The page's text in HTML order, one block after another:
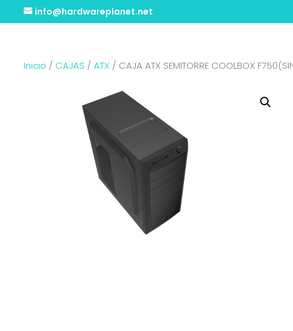
info@hardwareplanet.net
Inicio / CAJAS / ATX / CAJA ATX SEMITORRE COOLBOX